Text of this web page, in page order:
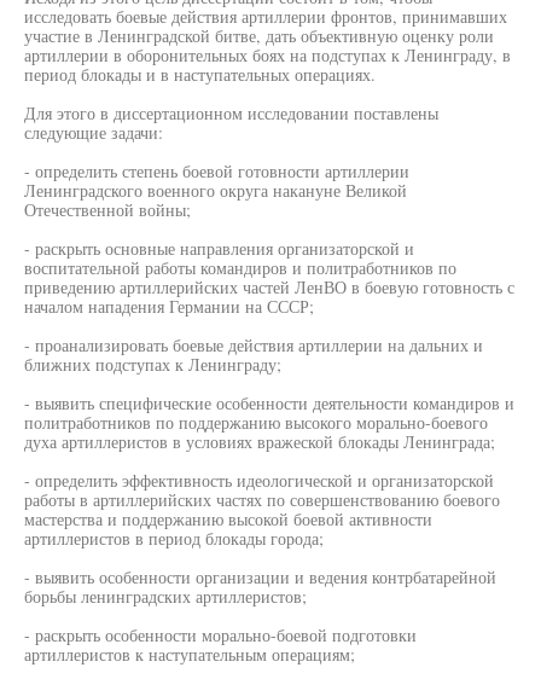
исследовать боевые действия артиллерии фронтов, принимавших
участие в Ленинградской битве, дать объективную оценку роли
артиллерии в оборонительных боях на подступах к Ленинграду, в
период блокады и в наступательных операциях.
Для этого в диссертационном исследовании поставлены
следующие задачи:
- определить степень боевой готовности артиллерии
Ленинградского военного округа накануне Великой
Отечественной войны;
- раскрыть основные направления организаторской и
воспитательной работы командиров и политработников по
приведению артиллерийских частей ЛенВО в боевую готовность с
началом нападения Германии на СССР;
- проанализировать боевые действия артиллерии на дальних и
ближних подступах к Ленинграду;
- выявить специфические особенности деятельности командиров и
политработников по поддержанию высокого морально-боевого
духа артиллеристов в условиях вражеской блокады Ленинграда;
- определить эффективность идеологической и организаторской
работы в артиллерийских частях по совершенствованию боевого
мастерства и поддержанию высокой боевой активности
артиллеристов в период блокады города;
- выявить особенности организации и ведения контрбатарейной
борьбы ленинградских артиллеристов;
- раскрыть особенности морально-боевой подготовки
артиллеристов к наступательным операциям;